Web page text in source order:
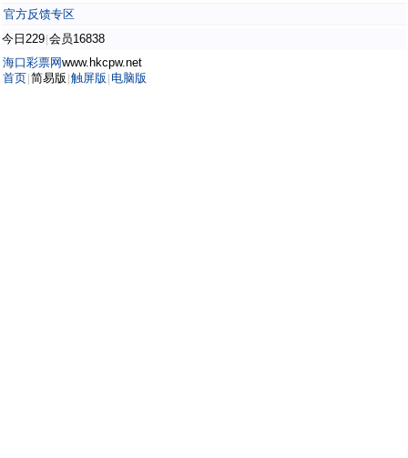
官方反馈专区
今日229 会员16838
海口彩票网www.hkcpw.net
首页 简易版 触屏版 电脑版